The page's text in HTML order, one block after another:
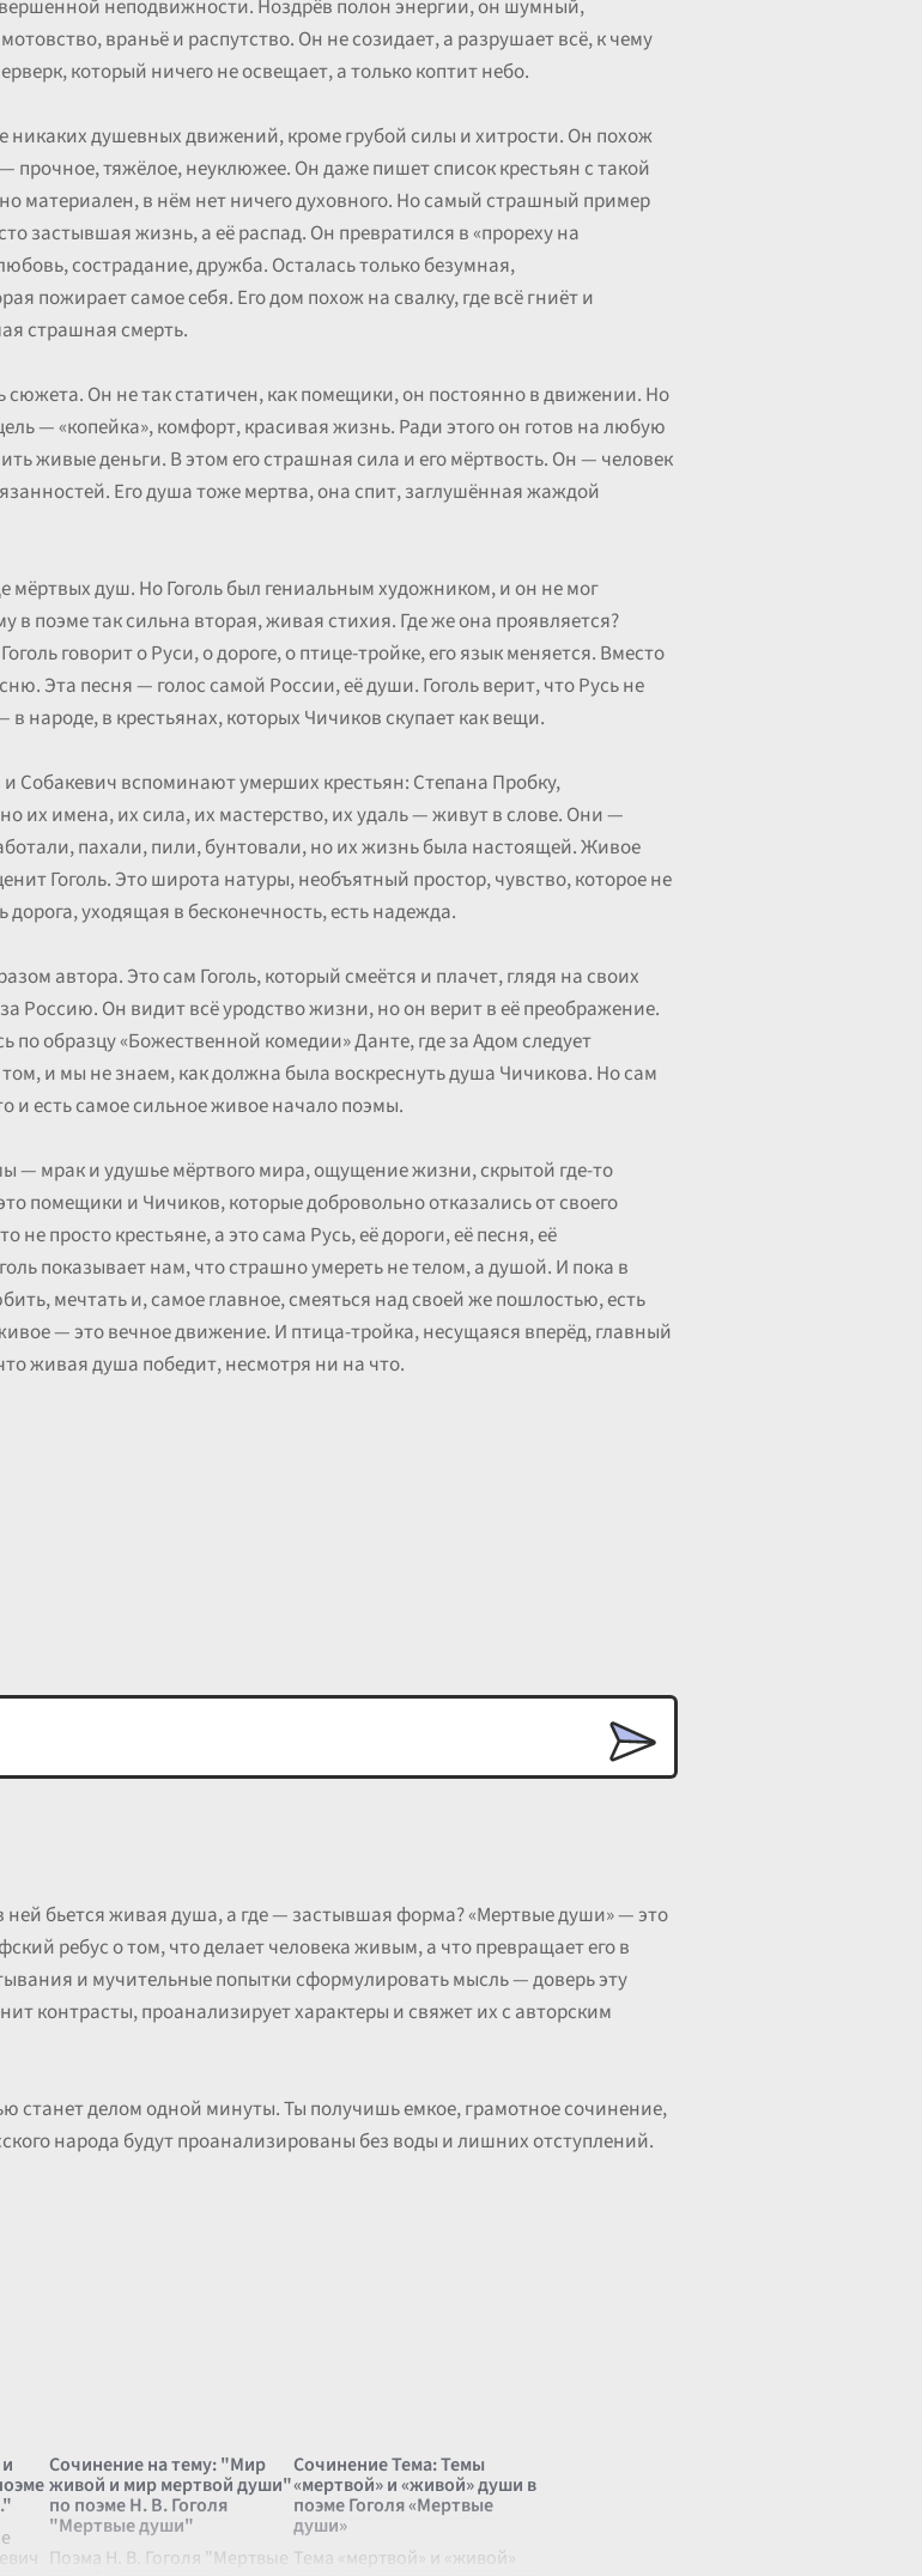
неподвижности. Ноздрёв полон энергии, он шумный,
враньё и распутство. Он не созидает, а разрушает всё, к чему
который ничего не освещает, а только коптит небо.
никаких душевных движений, кроме грубой силы и хитрости. Он похож
прочное, тяжёлое, неуклюжее. Он даже пишет список крестьян с такой
материален, в нём нет ничего духовного. Но самый страшный пример
застывшая жизнь, а её распад. Он превратился в «прореху на
сострадание, дружба. Осталась только безумная,
пожирает самое себя. Его дом похож на свалку, где всё гниёт и
страшная смерть.
сюжета. Он не так статичен, как помещики, он постоянно в движении. Но
— «копейка», комфорт, красивая жизнь. Ради этого он готов на любую
живые деньги. В этом его страшная сила и его мёртвость. Он — человек
Его душа тоже мертва, она спит, заглушённая жаждой
душ. Но Гоголь был гениальным художником, и он не мог
в поэме так сильна вторая, живая стихия. Где же она проявляется?
говорит о Руси, о дороге, о птице-тройке, его язык меняется. Вместо
Эта песня — голос самой России, её души. Гоголь верит, что Русь не
народе, в крестьянах, которых Чичиков скупает как вещи.
Собакевич вспоминают умерших крестьян: Степана Пробку,
их имена, их сила, их мастерство, их удаль — живут в слове. Они —
пахали, пили, бунтовали, но их жизнь была настоящей. Живое
Гоголь. Это широта натуры, необъятный простор, чувство, которое не
уходящая в бесконечность, есть надежда.
автора. Это сам Гоголь, который смеётся и плачет, глядя на своих
за Россию. Он видит всё уродство жизни, но он верит в её преображение.
образцу «Божественной комедии» Данте, где за Адом следует
и мы не знаем, как должна была воскреснуть душа Чичикова. Но сам
и есть самое сильное живое начало поэмы.
— мрак и удушье мёртвого мира, ощущение жизни, скрытой где-то
помещики и Чичиков, которые добровольно отказались от своего
просто крестьяне, а это сама Русь, её дороги, её песня, её
показывает нам, что страшно умереть не телом, а душой. И пока в
мечтать и, самое главное, смеяться над своей же пошлостью, есть
— это вечное движение. И птица-тройка, несущаяся вперёд, главный
живая душа победит, несмотря ни на что.
ней бьется живая душа, а где — застывшая форма? «Мертвые души» — это
ребус о том, что делает человека живым, а что превращает его в
и мучительные попытки сформулировать мысль — доверь эту
контрасты, проанализирует характеры и свяжет их с авторским
станет делом одной минуты. Ты получишь емкое, грамотное сочинение,
народа будут проанализированы без воды и лишних отступлений.
Сочинение на тему: "Мир
живой и мир мертвой души"
по поэме Н. В. Гоголя
"Мертвые души"
Поэма Н. В. Гоголя "Мертвые
Сочинение Тема: Темы
«мертвой» и «живой» души в
поэме Гоголя «Мертвые
души»
Тема «мертвой» и «живой»